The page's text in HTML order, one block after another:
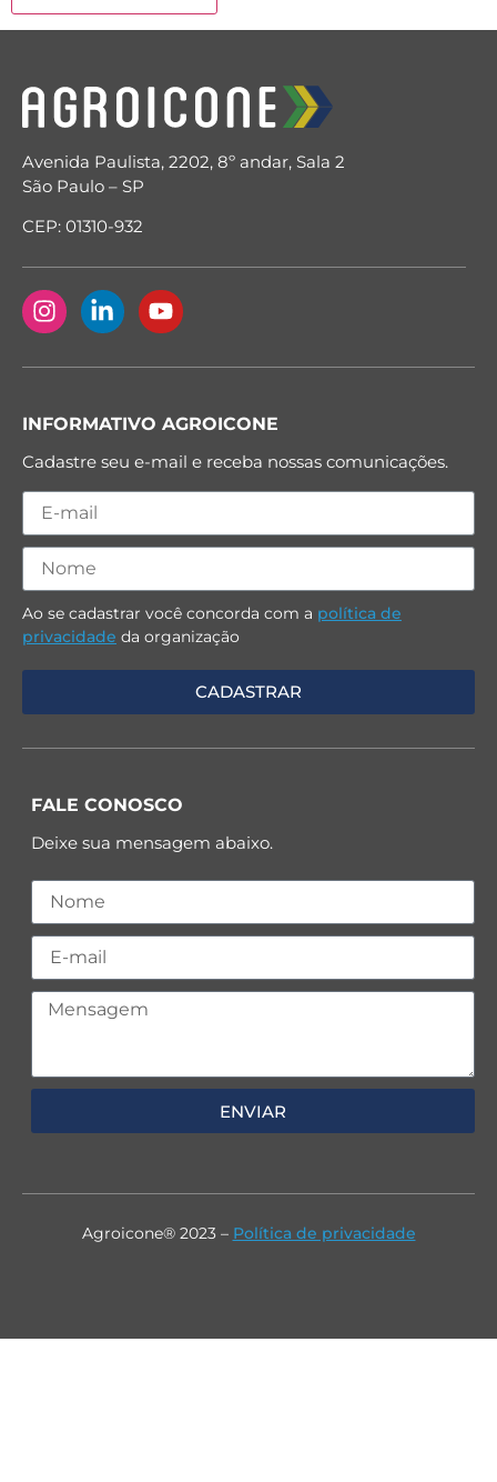
Avenida Paulista, 2202, 8º andar, Sala 2
São Paulo – SP
CEP: 01310-932
INFORMATIVO AGROICONE
Cadastre seu e-mail e receba nossas comunicações.
Ao se cadastrar você concorda com a política de
privacidade da organização
FALE CONOSCO
Deixe sua mensagem abaixo.
ENVIAR
Agroicone® 2023 – Política de privacidade